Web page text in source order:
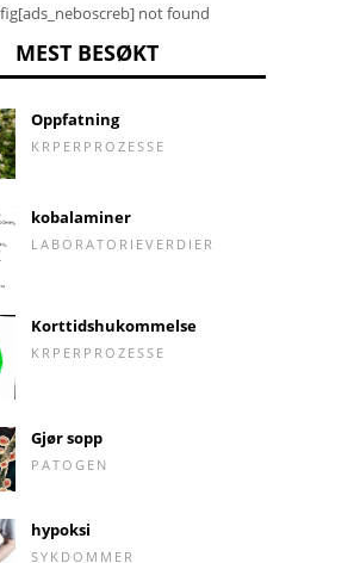
not found
MEST BESØKT
Oppfatning
KRPERPROZESSE
kobalaminer
LABORATORIEVERDIER
Korttidshukommelse
KRPERPROZESSE
Gjør sopp
PATOGEN
hypoksi
SYKDOMMER